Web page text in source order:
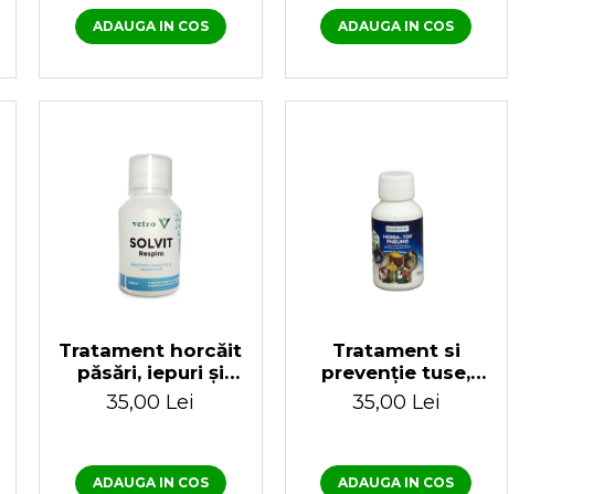
ADAUGA IN COS ADAUGA IN COS
Tratament horcăit
păsări, iepuri și
viței 100ml Solvit
Respiro
35,00 Lei
ADAUGA IN COS
Tratament si
prevenție tuse,
horcăit la păsări
Herba Top
35,00 Lei
ADAUGA IN COS